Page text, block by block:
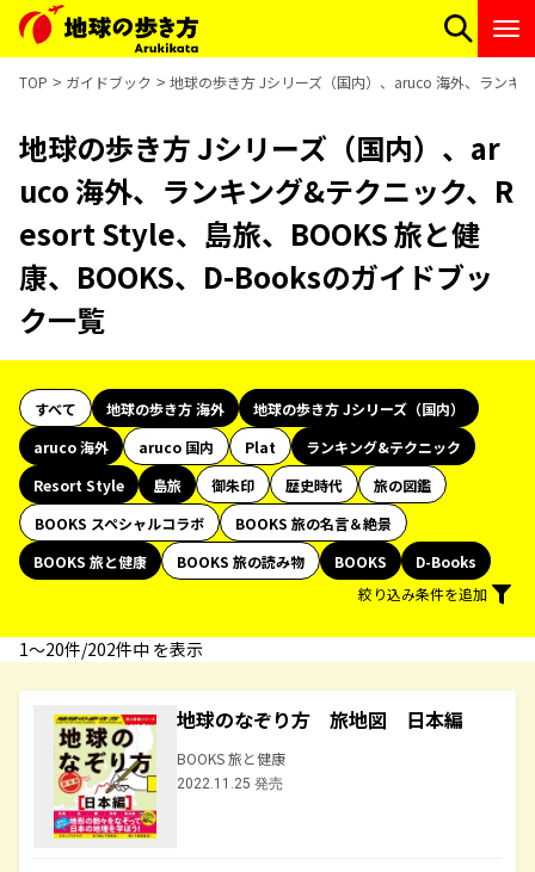
TOP ガイドブック 地球の歩き方 Jシリーズ（国内）、aruco 海外、ランキ
地球の歩き方 Jシリーズ（国内）、ar
uco 海外、ランキング&テクニック、R
esort Style、島旅、BOOKS 旅と健
康、BOOKS、D-Booksのガイドブッ
ク一覧
すべて 地球の歩き方 海外
地球の歩き方 Jシリーズ（国内）
aruco 海外
aruco 国内 Plat
ランキング&テクニック
Resort Style
島旅 御朱印 歴史時代
旅の図鑑
BOOKS スペシャルコラボ
BOOKS 旅の名言＆絶景
BOOKS 旅と健康
BOOKS 旅の読み物 BOOKS
D-Books
絞り込み条件を追加
1〜20件/202件中 を表示
地球のなぞり方 旅地図 日本編
BOOKS 旅と健康
2022.11.25 発売